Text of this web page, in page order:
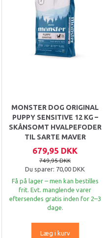
MONSTER DOG ORIGINAL
PUPPY SENSITIVE 12 KG –
SKÅNSOMT HVALPEFODER
TIL SARTE MAVER
679,95 DKK
749,95 DKK
Du sparer: 70,00 DKK
Få på lager – men kan bestilles
frit. Evt. manglende varer
eftersendes gratis inden for 2–3
dage.
Læg i kurv